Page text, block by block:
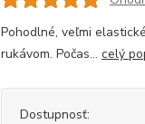
Pohodlné, veľmi
rukávom. Počas... celý
Dostupnosť: